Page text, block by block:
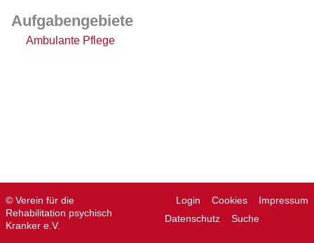
Aufgabengebiete
Ambulante Pflege
© Verein für die
Rehabilitation psychisch
Kranker e.V.
Login Cookies
Impressum
Datenschutz
Suche